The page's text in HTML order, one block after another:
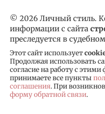
© 2026 Личный стиль.
информации с сайта
преследуется в
Этот сайт использует
Продолжая использовать
согласие на работу с
принимаете все пункты
соглашения. При
форму обратной связи.